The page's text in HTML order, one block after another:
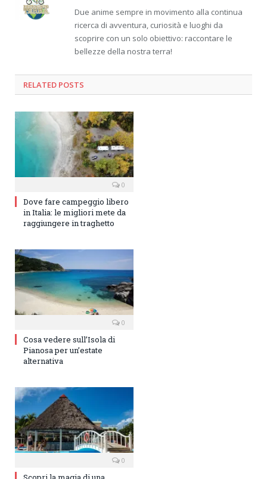
Due anime sempre in movimento alla continua
ricerca di avventura, curiosità e luoghi da
scoprire con un solo obiettivo: raccontare le
bellezze della nostra terra!
RELATED POSTS
0
Dove fare campeggio libero
in Italia: le migliori mete da
raggiungere in traghetto
0
Cosa vedere sull’Isola di
Pianosa per un’estate
alternativa
0